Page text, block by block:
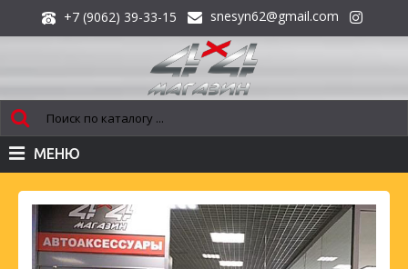
+7 (9062) 39-33-15 snesyn62@gmail.com
МЕНЮ